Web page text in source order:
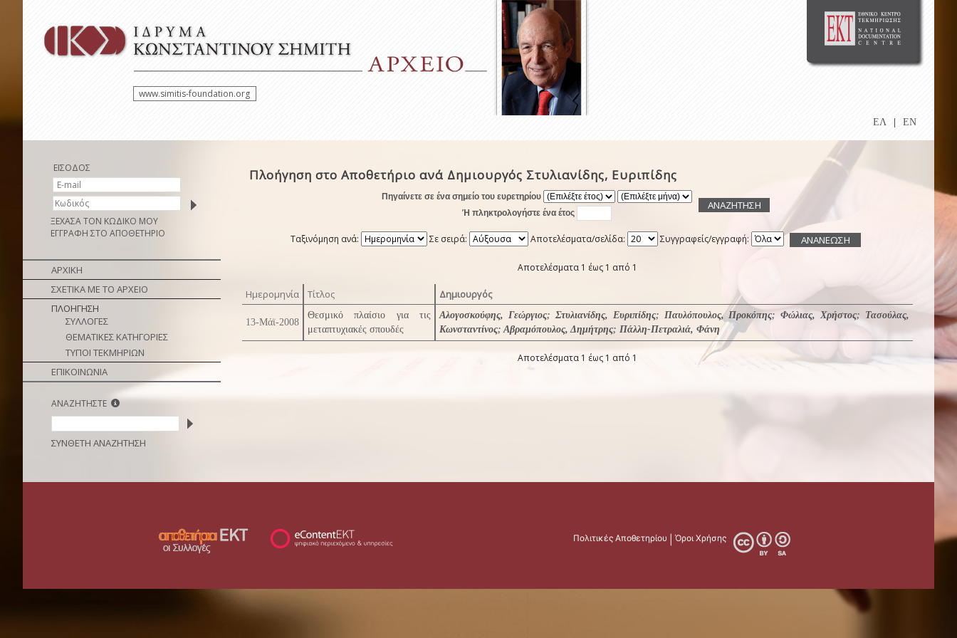
www.simitis-foundation.org
ΕΛ EN
ΕΙΣΟΔΟΣ
ΞΕΧΑΣΑ ΤΟΝ ΚΩΔΙΚΟ ΜΟΥ
ΕΓΓΡΑΦΗ ΣΤΟ ΑΠΟΘΕΤΗΡΙΟ
ΑΡΧΙΚΗ
ΣΧΕΤΙΚΑ ΜΕ ΤΟ ΑΡΧΕΙΟ
ΠΛΟΗΓΗΣΗ
ΣΥΛΛΟΓΕΣ
ΘΕΜΑΤΙΚΕΣ ΚΑΤΗΓΟΡΙΕΣ
ΤΥΠΟΙ ΤΕΚΜΗΡΙΩΝ
ΕΠΙΚΟΙΝΩΝΙΑ
ΑΝΑΖΗΤΗΣΤΕ
ΣΥΝΘΕΤΗ ΑΝΑΖΗΤΗΣΗ
Πλοήγηση στο Αποθετήριο ανά Δημιουργός Στυλιανίδης, Ευριπίδης
Πηγαίνετε σε ένα σημείο του ευρετηρίου
Ή πληκτρολογήστε ένα έτος
Ταξινόμηση ανά: Σε σειρά: Αποτελέσματα/σελίδα: Συγγραφείς/εγγραφή:
Αποτελέσματα 1 έως 1 από 1
Ημερομηνία Τίτλος Δημιουργός
13-Μάϊ-2008
Θεσμικό πλαίσιο για τις
μεταπτυχιακές σπουδές
Αλογοσκούφης, Γεώργιος; Στυλιανίδης, Ευριπίδης; Παυλόπουλος, Προκόπης;Φώλιας, Χρήστος; Τασούλας,
Κωνσταντίνος;Αβραμόπουλος, Δημήτρης; Πάλλη-Πετραλιά, Φάνη
Αποτελέσματα 1 έως 1 από 1